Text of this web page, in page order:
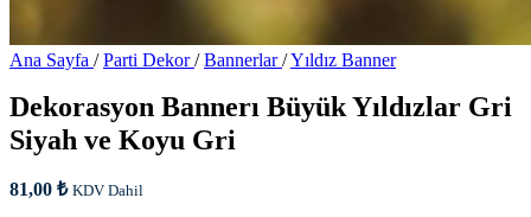
Ana Sayfa / Parti Dekor/ Bannerlar/Yıldız Banner
Dekorasyon Bannerı Büyük Yıldızlar Gri
Siyah ve Koyu Gri
81,00 ₺ KDV Dahil